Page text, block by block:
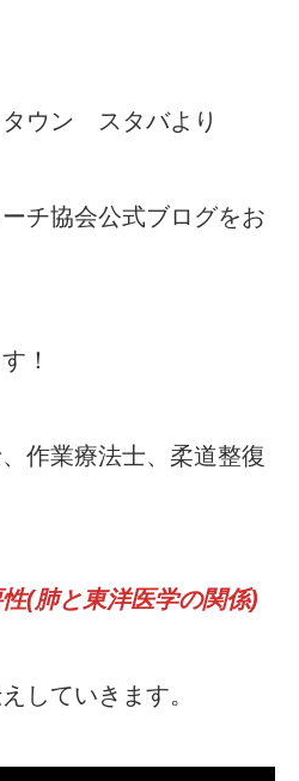
ウン スタバより
チ協会公式ブログをお
！
作業療法士、柔道整復
(肺と東洋医学の関係)
していきます。